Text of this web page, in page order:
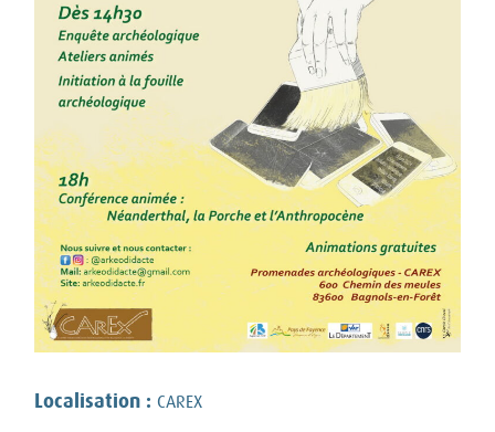
Localisation : CAREX